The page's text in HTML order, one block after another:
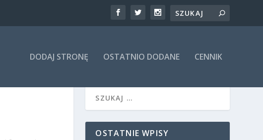
DODAJ STRONĘ OSTATNIO DODANE CENNIK
OSTATNIE WPISY